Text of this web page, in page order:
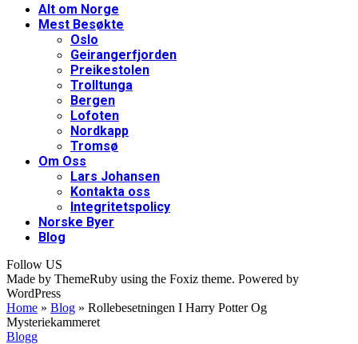
Alt om Norge
Mest Besøkte
Oslo
Geirangerfjorden
Preikestolen
Trolltunga
Bergen
Lofoten
Nordkapp
Tromsø
Om Oss
Lars Johansen
Kontakta oss
Integritetspolicy
Norske Byer
Blog
Follow US
Made by ThemeRuby using the Foxiz theme. Powered by
WordPress
Home » Blog » Rollebesetningen I Harry Potter Og
Mysteriekammeret
Blogg